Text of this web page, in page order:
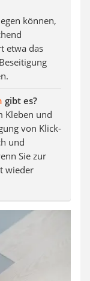
können,
etwa das
gibt es?
Kleben und
von Klick-
und
Sie zur
wieder